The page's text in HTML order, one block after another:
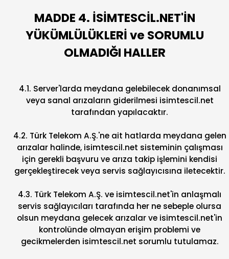
MADDE 4. İSİMTESCİL.NET'İN
YÜKÜMLÜLÜKLERİ ve SORUMLU
OLMADIĞI HALLER
4.1. Server'larda meydana gelebilecek donanımsal
veya sanal arızaların giderilmesi isimtescil.net
tarafından yapılacaktır.
4.2. Türk Telekom A.Ş.'ne ait hatlarda meydana gelen
arızalar halinde, isimtescil.net sisteminin çalışması
için gerekli başvuru ve arıza takip işlemini kendisi
gerçekleştirecek veya servis sağlayıcısına iletecektir.
4.3. Türk Telekom A.Ş. ve isimtescil.net'in anlaşmalı
servis sağlayıcıları tarafında her ne sebeple olursa
olsun meydana gelecek arızalar ve isimtescil.net'in
kontrolünde olmayan erişim problemi ve
gecikmelerden isimtescil.net sorumlu tutulamaz.